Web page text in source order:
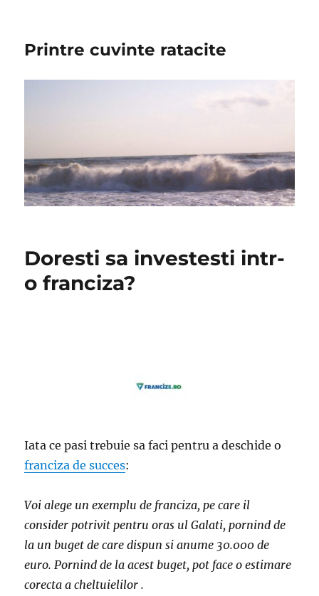
Printre cuvinte ratacite
Doresti sa investesti intr-
o franciza?
Iata ce pasi trebuie sa faci pentru a deschide o
franciza de succes:
Voi alege un exemplu de franciza, pe care il
consider potrivit pentru oras ul Galati, pornind de
la un buget de care dispun si anume 30.000 de
euro. Pornind de la acest buget, pot face o estimare
corecta a cheltuielilor .